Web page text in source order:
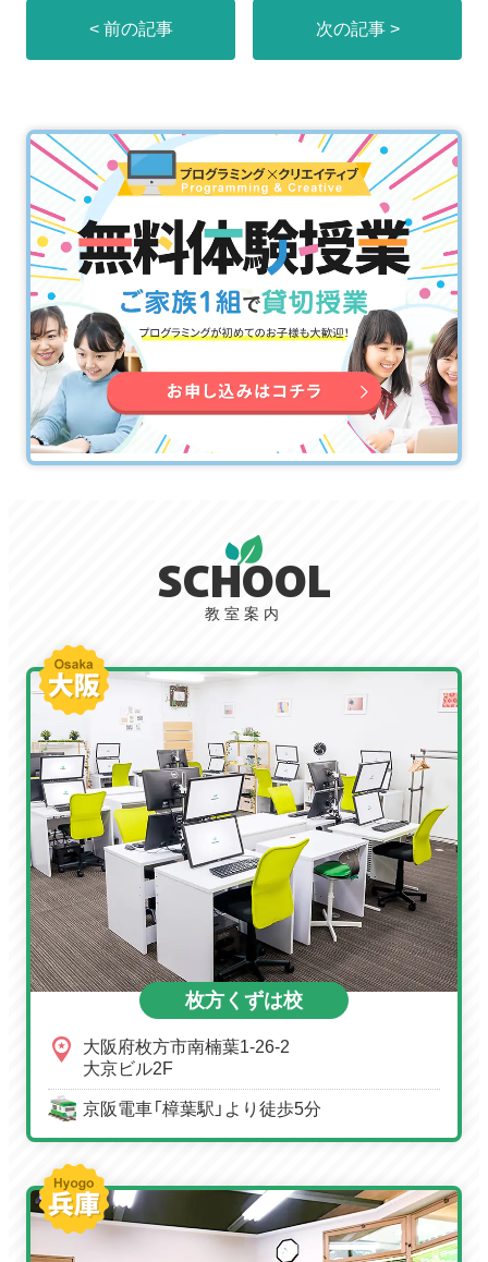
< 前の記事 次の記事 >
SCHOOL
教室案内
枚方くずは校
大阪府枚方市南楠葉1-26-2
大京ビル2F
京阪電車「樟葉駅」より徒歩5分